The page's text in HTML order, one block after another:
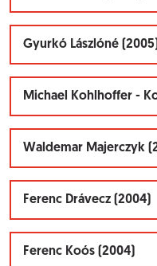
Gyurkó Lászlóné (2005)
Michael Kohlhoffer -
Waldemar Majerczyk
Ferenc Drávecz (2004)
Ferenc Koós (2004)